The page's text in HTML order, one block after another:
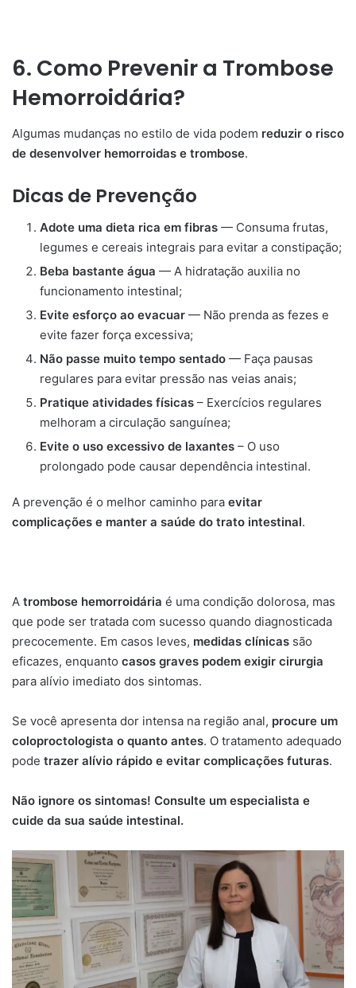
6. Como Prevenir a Trombose
Hemorroidária?
Algumas mudanças no estilo de vida podem reduzir o risco
de desenvolver hemorroidas e trombose.
Dicas de Prevenção
Adote uma dieta rica em fibras — Consuma frutas,
legumes e cereais integrais para evitar a constipação;
Beba bastante água — A hidratação auxilia no
funcionamento intestinal;
Evite esforço ao evacuar — Não prenda as fezes e
evite fazer força excessiva;
Não passe muito tempo sentado — Faça pausas
regulares para evitar pressão nas veias anais;
Pratique atividades físicas – Exercícios regulares
melhoram a circulação sanguínea;
Evite o uso excessivo de laxantes – O uso
prolongado pode causar dependência intestinal.
A prevenção é o melhor caminho para evitar
complicações e manter a saúde do trato intestinal.
A trombose hemorroidária é uma condição dolorosa, mas
que pode ser tratada com sucesso quando diagnosticada
precocemente. Em casos leves, medidas clínicas são
eficazes, enquanto casos graves podem exigir cirurgia
para alívio imediato dos sintomas.
Se você apresenta dor intensa na região anal, procure um
coloproctologista o quanto antes. O tratamento adequado
pode trazer alívio rápido e evitar complicações futuras.
Não ignore os sintomas! Consulte um especialista e
cuide da sua saúde intestinal.